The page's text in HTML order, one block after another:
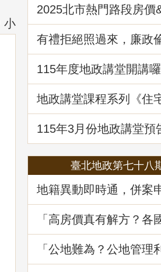
小
2025北市熱門路段房價
驥 買租資訊馬上懂
有禮拒絕照過來，廉政
範報你知
115年度地政講堂開講囉
地政講堂課程系列《住
法規與實務》回顧
115年3⽉份地政講堂
「看不見的房屋大盜：
臺北地政第七十八
地籍異動即時通，併案
詐好輕鬆
「高房價真有解方？各
居住負擔對策與臺灣房
展望」地政講堂回顧
「公地難為？公地管理
處分實務」地政講堂回